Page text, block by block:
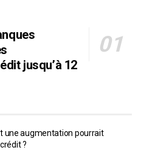
jusqu’à 12
une augmentation pourrait
?